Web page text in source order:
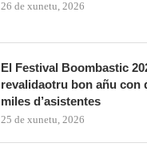
26 de xunetu, 2026
El Festival Boombastic
revalidaotru bon añu con
miles d’asistentes
25 de xunetu, 2026